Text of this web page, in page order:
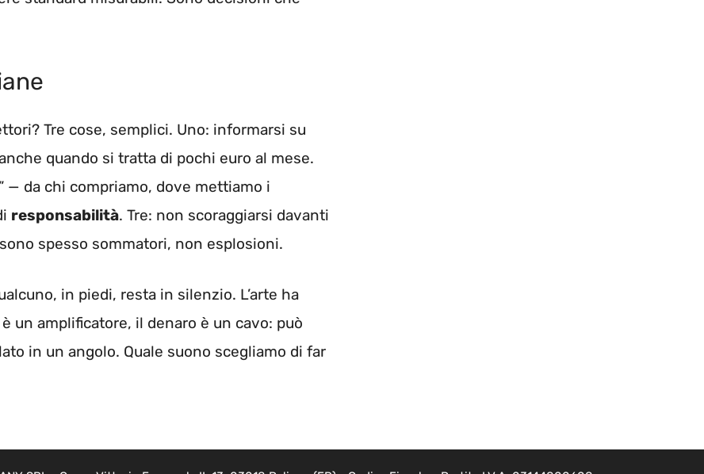
Tre cose, semplici. Uno: informarsi su
quando si tratta di pochi euro al mese.
— da chi compriamo, dove mettiamo i
responsabilità. Tre: non scoraggiarsi davanti
spesso sommatori, non esplosioni.
in piedi, resta in silenzio. L’arte ha
un amplificatore, il denaro è un cavo: può
in un angolo. Quale suono scegliamo di far